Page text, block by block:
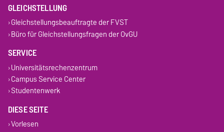
GLEICHSTELLUNG
Gleichstellungsbeauftragte der FVST
Büro für Gleichstellungsfragen der OvGU
SERVICE
Universitätsrechenzentrum
Campus Service Center
Studentenwerk
DIESE SEITE
Vorlesen